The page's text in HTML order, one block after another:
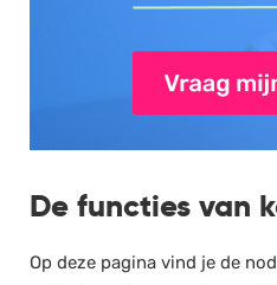
De functies van
Op deze pagina vind je de